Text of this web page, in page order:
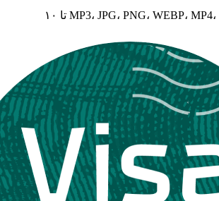
فرمت‌های MP3، JPG، PNG، WEBP، MP4، MKV تا ۱۰